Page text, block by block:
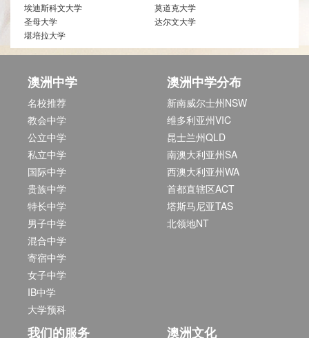
埃迪斯科文大学
莫道克大学
圣母大学
达尔文大学
堪培拉大学
澳洲中学
名校推荐
教会中学
公立中学
私立中学
国际中学
贵族中学
特长中学
男子中学
混合中学
寄宿中学
女子中学
IB中学
大学预科
澳洲中学分布
新南威尔士州NSW
维多利亚州VIC
昆士兰州QLD
南澳大利亚州SA
西澳大利亚州WA
首都直辖区ACT
塔斯马尼亚TAS
北领地NT
我们的服务 澳洲文化